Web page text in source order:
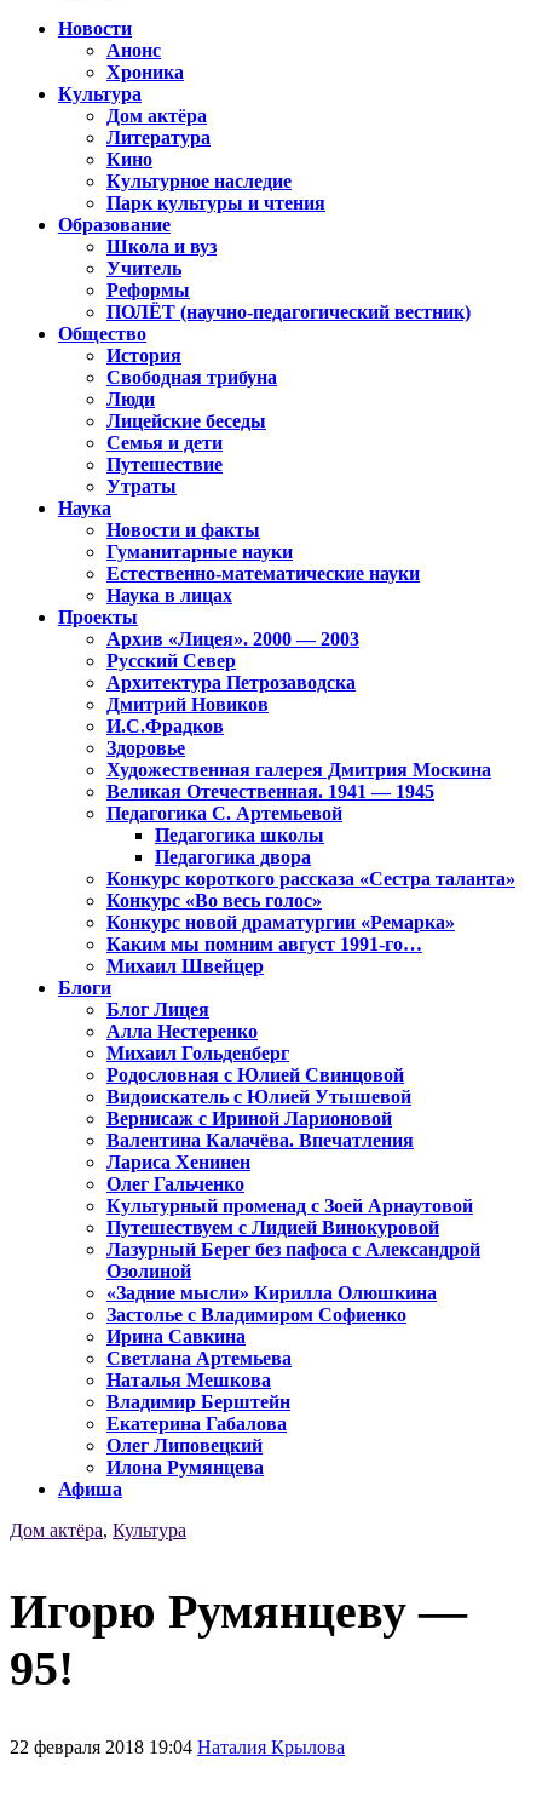
Новости
Анонс
Хроника
Культура
Дом актёра
Литература
Кино
Культурное наследие
Парк культуры и чтения
Образование
Школа и вуз
Учитель
Реформы
ПОЛЁТ (научно-педагогический вестник)
Общество
История
Свободная трибуна
Люди
Лицейские беседы
Семья и дети
Путешествие
Утраты
Наука
Новости и факты
Гуманитарные науки
Естественно-математические науки
Наука в лицах
Проекты
Архив «Лицея». 2000 — 2003
Русский Север
Архитектура Петрозаводска
Дмитрий Новиков
И.С.Фрадков
Здоровье
Художественная галерея Дмитрия Москина
Великая Отечественная. 1941 — 1945
Педагогика С. Артемьевой
Педагогика школы
Педагогика двора
Конкурс короткого рассказа «Сестра таланта»
Конкурс «Во весь голос»
Конкурс новой драматургии «Ремарка»
Каким мы помним август 1991-го…
Михаил Швейцер
Блоги
Блог Лицея
Алла Нестеренко
Михаил Гольденберг
Родословная с Юлией Свинцовой
Видоискатель с Юлией Утышевой
Вернисаж с Ириной Ларионовой
Валентина Калачёва. Впечатления
Лариса Хенинен
Олег Гальченко
Культурный променад с Зоей Арнаутовой
Путешествуем с Лидией Винокуровой
Лазурный Берег без пафоса с Александрой
Озолиной
«Задние мысли» Кирилла Олюшкина
Застолье с Владимиром Софиенко
Ирина Савкина
Светлана Артемьева
Наталья Мешкова
Владимир Берштейн
Екатерина Габалова
Олег Липовецкий
Илона Румянцева
Афиша
Дом актёра, Культура
Игорю Румянцеву —
95!
22 февраля 2018 19:04 Наталия Крылова